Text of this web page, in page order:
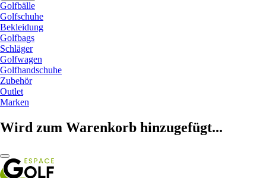
Golfbälle
Golfschuhe
Bekleidung
Golfbags
Schläger
Golfwagen
Golfhandschuhe
Zubehör
Outlet
Marken
Wird zum Warenkorb hinzugefügt...